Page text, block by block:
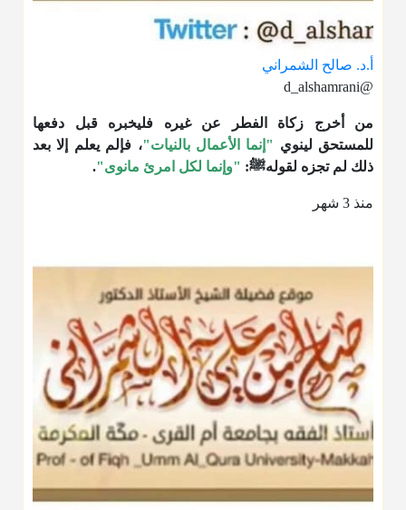
أ.د. صالح الشمراني
@d_alshamrani
من أخرج زكاة الفطر عن غيره فليخبره قبل دفعها
للمستحق لينوي "إنما الأعمال بالنيات"، فإلم يعلم إلا بعد
ذلك لم تجزه لقولهﷺ: "وإنما لكل امرئ مانوى".
منذ 3 شهر